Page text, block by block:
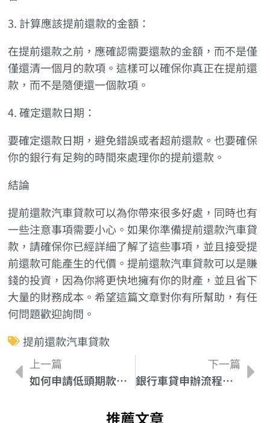
3. 計算應該提前還款的金額：
在提前還款之前，應確認需要還款的金額，而不是僅
僅還清一個月的款項。這樣可以確保你真正在提前還
款，而不是隨便還一個款項。
4. 確定還款日期：
要確定還款日期，避免錯誤或者超前還款。也要確保
你的銀行有足夠的時間來處理你的提前還款。
結論
提前還款汽車貸款可以為你帶來很多好處，同時也有
一些注意事項需要小心。如果你準備提前還款汽車貸
款，請確保你已經詳細了解了這些事項，並且接受提
前還款可能產生的代價。提前還款汽車貸款可以是賺
錢的投資，因為你將更快地擁有你的財產，並且省下
大量的財務成本。希望這篇文章對你有所幫助，有任
何問題歡迎詢問。
提前還款汽車貸款
上一篇
如何申請低頭期款汽車貸款，並避免陷入債務危機？
下一篇
銀行車貸申辦流程大揭密：如何即時辦理車貸
推薦文章